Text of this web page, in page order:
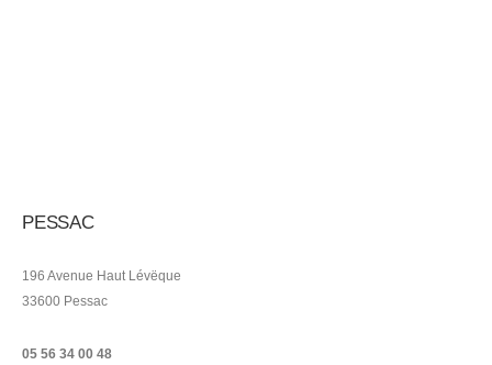
PESSAC
196 Avenue Haut Lévëque
33600 Pessac
05 56 34 00 48